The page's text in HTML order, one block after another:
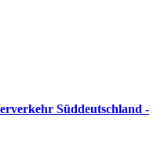
Süddeutschland -